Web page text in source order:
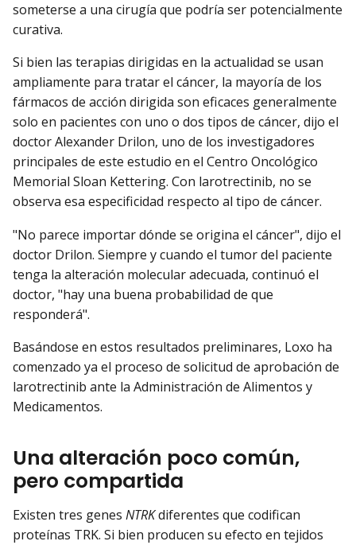
someterse a una cirugía que podría ser potencialmente
curativa.
Si bien las terapias dirigidas en la actualidad se usan
ampliamente para tratar el cáncer, la mayoría de los
fármacos de acción dirigida son eficaces generalmente
solo en pacientes con uno o dos tipos de cáncer, dijo el
doctor Alexander Drilon, uno de los investigadores
principales de este estudio en el Centro Oncológico
Memorial Sloan Kettering. Con larotrectinib, no se
observa esa especificidad respecto al tipo de cáncer.
"No parece importar dónde se origina el cáncer", dijo el
doctor Drilon. Siempre y cuando el tumor del paciente
tenga la alteración molecular adecuada, continuó el
doctor, "hay una buena probabilidad de que
responderá".
Basándose en estos resultados preliminares, Loxo ha
comenzado ya el proceso de solicitud de aprobación de
larotrectinib ante la Administración de Alimentos y
Medicamentos.
Una alteración poco común,
pero compartida
Existen tres genes NTRKdiferentes que codifican
proteínas TRK. Si bien producen su efecto en tejidos